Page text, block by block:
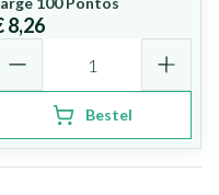
8,26
Bestel